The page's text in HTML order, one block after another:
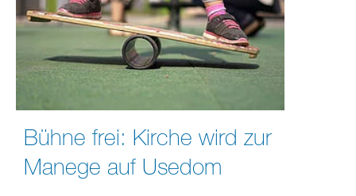
Bühne frei: Kirche wird zur
Manege auf Usedom